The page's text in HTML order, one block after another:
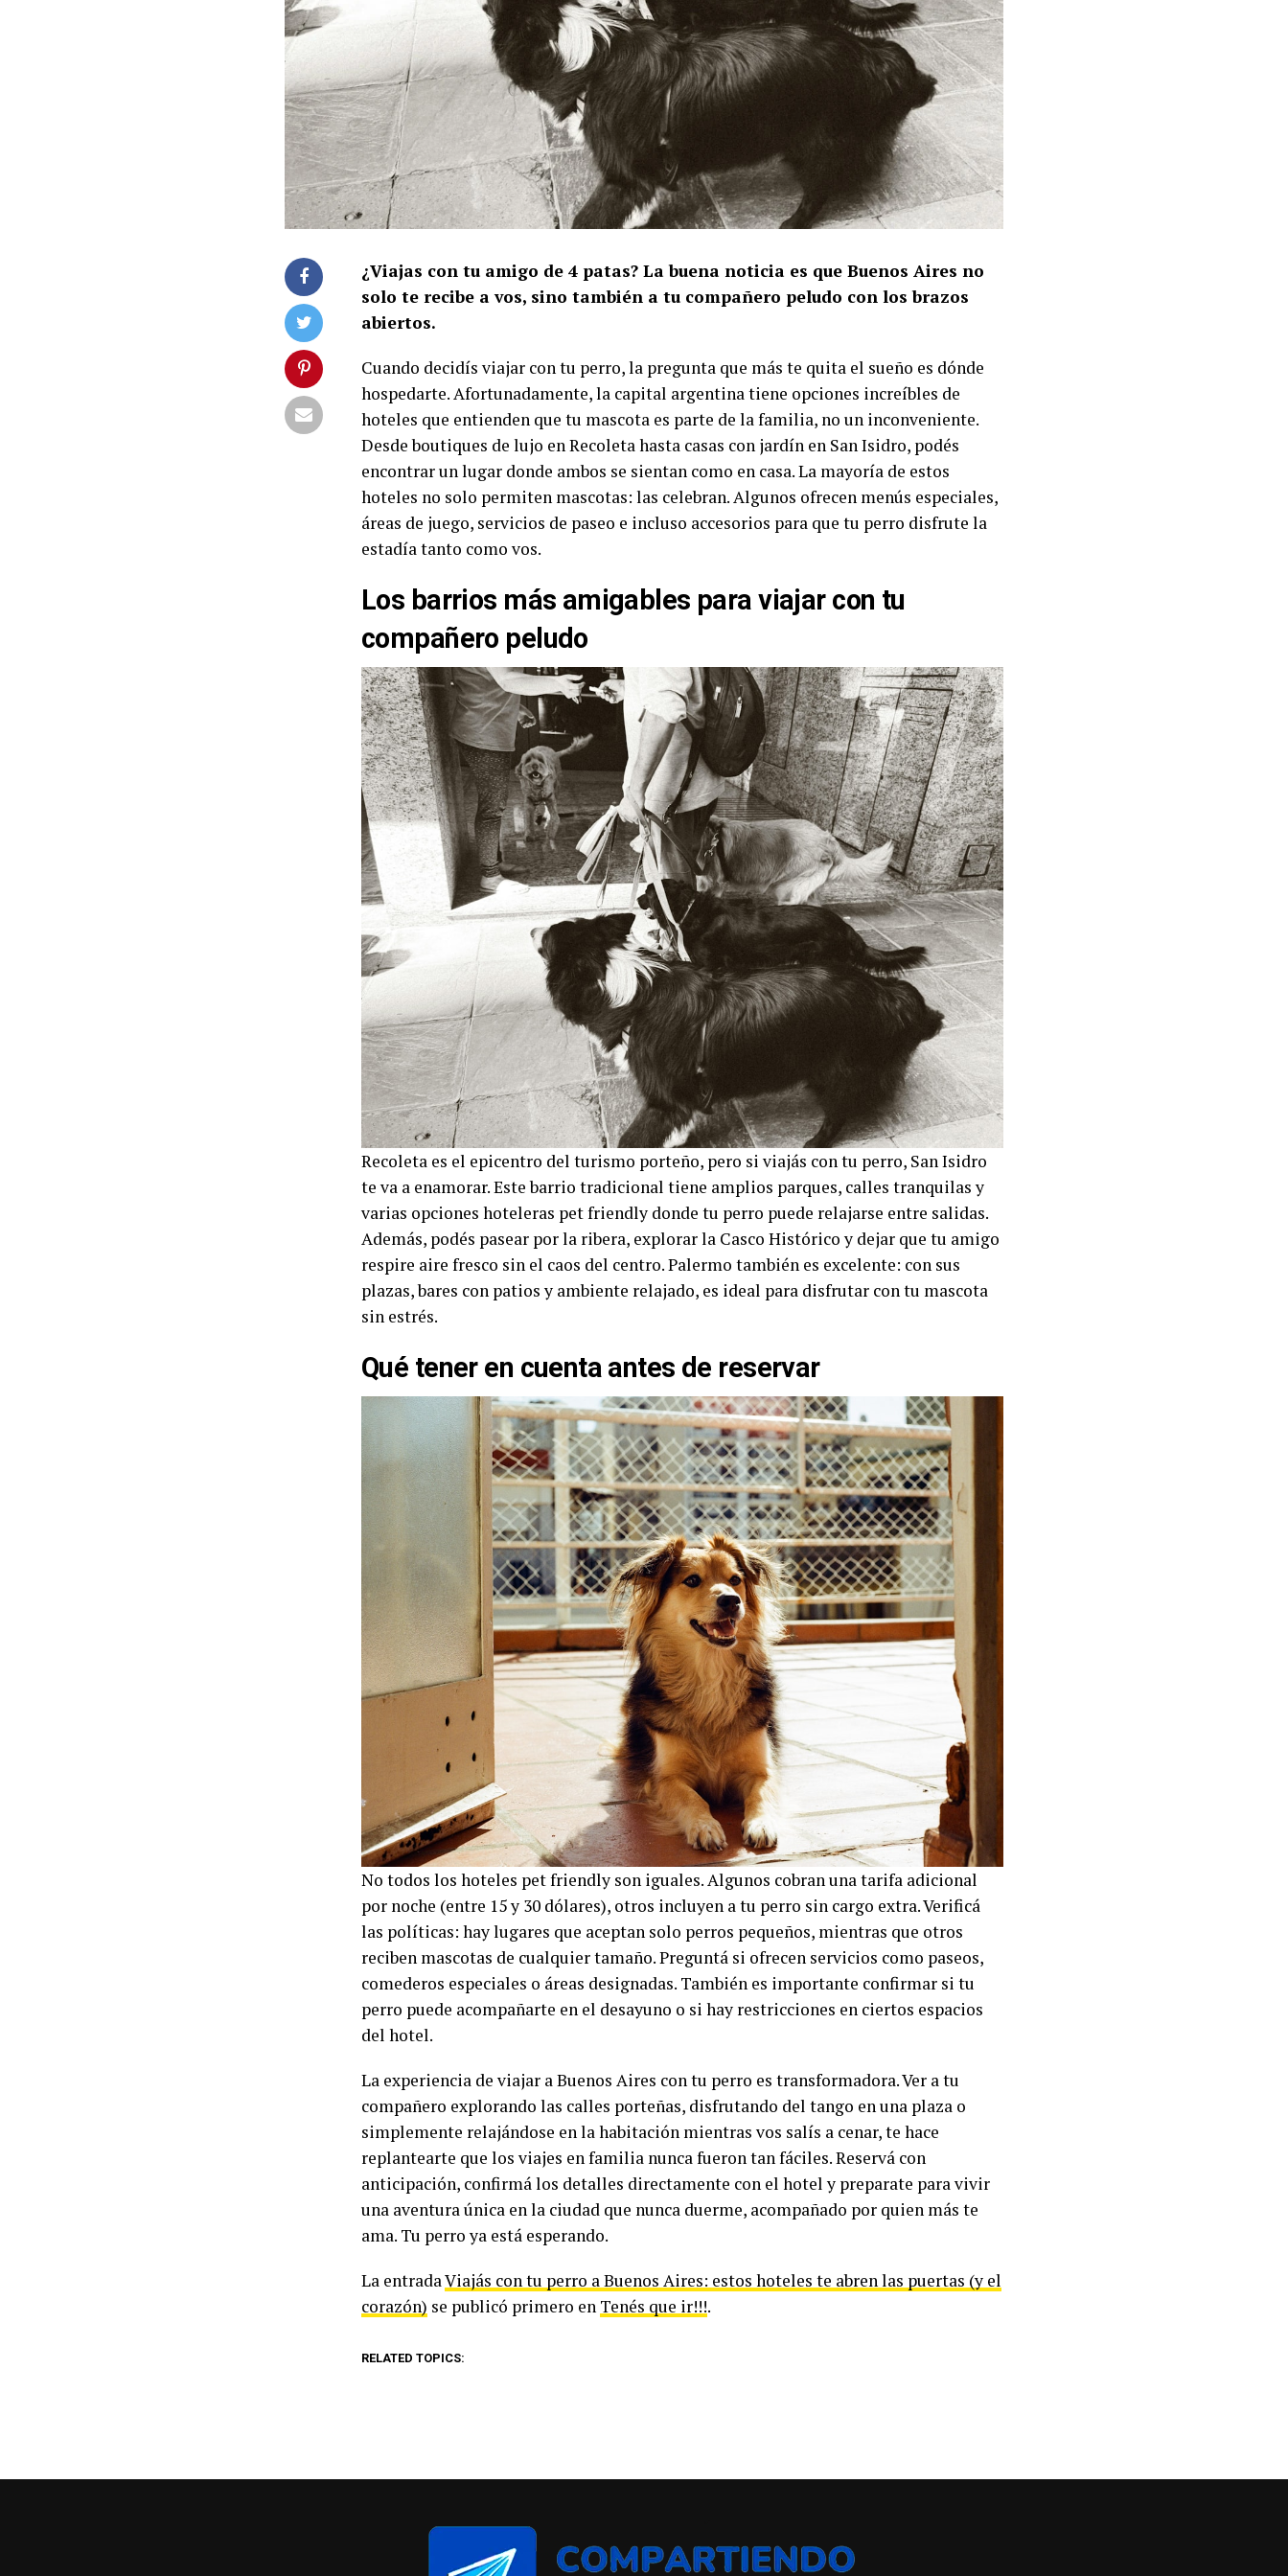
¿Viajas con tu amigo de 4 patas? La buena noticia es que Buenos Aires no
solo te recibe a vos, sino también a tu compañero peludo con los brazos
abiertos.
Cuando decidís viajar con tu perro, la pregunta que más te quita el sueño es dónde
hospedarte. Afortunadamente, la capital argentina tiene opciones increíbles de
hoteles que entienden que tu mascota es parte de la familia, no un inconveniente.
Desde boutiques de lujo en Recoleta hasta casas con jardín en San Isidro, podés
encontrar un lugar donde ambos se sientan como en casa. La mayoría de estos
hoteles no solo permiten mascotas: las celebran. Algunos ofrecen menús especiales,
áreas de juego, servicios de paseo e incluso accesorios para que tu perro disfrute la
estadía tanto como vos.
Los barrios más amigables para viajar con tu
compañero peludo
Recoleta es el epicentro del turismo porteño, pero si viajás con tu perro, San Isidro
te va a enamorar. Este barrio tradicional tiene amplios parques, calles tranquilas y
varias opciones hoteleras pet friendly donde tu perro puede relajarse entre salidas.
Además, podés pasear por la ribera, explorar la Casco Histórico y dejar que tu amigo
respire aire fresco sin el caos del centro. Palermo también es excelente: con sus
plazas, bares con patios y ambiente relajado, es ideal para disfrutar con tu mascota
sin estrés.
Qué tener en cuenta antes de reservar
No todos los hoteles pet friendly son iguales. Algunos cobran una tarifa adicional
por noche (entre 15 y 30 dólares), otros incluyen a tu perro sin cargo extra. Verificá
las políticas: hay lugares que aceptan solo perros pequeños, mientras que otros
reciben mascotas de cualquier tamaño. Preguntá si ofrecen servicios como paseos,
comederos especiales o áreas designadas. También es importante confirmar si tu
perro puede acompañarte en el desayuno o si hay restricciones en ciertos espacios
del hotel.
La experiencia de viajar a Buenos Aires con tu perro es transformadora. Ver a tu
compañero explorando las calles porteñas, disfrutando del tango en una plaza o
simplemente relajándose en la habitación mientras vos salís a cenar, te hace
replantearte que los viajes en familia nunca fueron tan fáciles. Reservá con
anticipación, confirmá los detalles directamente con el hotel y preparate para vivir
una aventura única en la ciudad que nunca duerme, acompañado por quien más te
ama. Tu perro ya está esperando.
La entradaViajás con tu perro a Buenos Aires: estos hoteles te abren las puertas (y el
corazón) se publicó primero en Tenés que ir!!!.
RELATED TOPICS: